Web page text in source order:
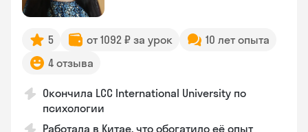
5 от 1092 ₽ за урок
10 лет опыта
4 отзыва
Окончила LCC International University по
психологии
Работала в Китае, что обогатило её опыт